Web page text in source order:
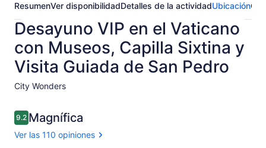
ResumenVer disponibilidadDetalles de la actividadUbicación
Desayuno VIP en el Vaticano
con Museos, Capilla Sixtina y
Visita Guiada de San Pedro
City Wonders​
Opiniones
9.29.2 de 10,
Magnífica
Ver las 110 opiniones